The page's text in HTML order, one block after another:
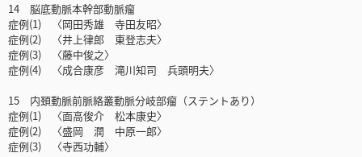
14 脳底動脈本幹部動脈瘤
症例(1) 〈岡田秀雄 寺田友昭〉
症例(2) 〈井上律郎 東登志夫〉
症例(3) 〈藤中俊之〉
症例(4) 〈成合康彦 滝川知司 兵頭明夫〉
15 内頚動脈前脈絡叢動脈分岐部瘤（ステントあり）
症例(1) 〈面高俊介 松本康史〉
症例(2) 〈盛岡 潤 中原一郎〉
症例(3) 〈寺西功輔〉